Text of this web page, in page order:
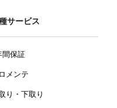
サービス
間保証
メンテ
り・下取り